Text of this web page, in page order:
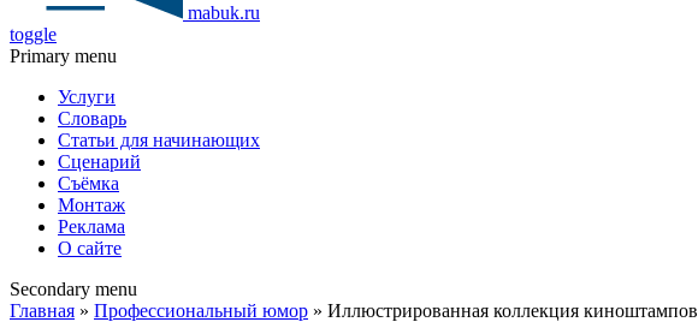
mabuk.ru
toggle
Primary menu
Услуги
Словарь
Статьи для начинающих
Сценарий
Съёмка
Монтаж
Реклама
О сайте
Secondary menu
Главная » Профессиональный юмор » Иллюстрированная коллекция киноштампов